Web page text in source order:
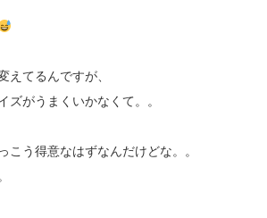
えてるんですが、
ズがうまくいかなくて。。
こう得意なはずなんだけどな。。